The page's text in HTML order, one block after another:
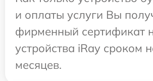
и оплаты услуги Вы
фирменный сертификат
устройства iRay сроком
месяцев.